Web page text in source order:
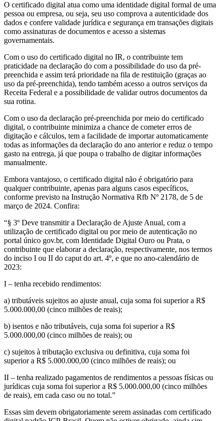
O certificado digital atua como uma identidade digital formal de uma
pessoa ou empresa, ou seja, seu uso comprova a autenticidade dos
dados e confere validade jurídica e segurança em transações digitais
como assinaturas de documentos e acesso a sistemas
governamentais.
Com o uso do certificado digital no IR, o contribuinte tem
praticidade na declaração do com a possibilidade do uso da pré-
preenchida e assim terá prioridade na fila de restituição (graças ao
uso da pré-preenchida), tendo também acesso a outros serviços da
Receita Federal e a possibilidade de validar outros documentos da
sua rotina.
Com o uso da declaração pré-preenchida por meio do certificado
digital, o contribuinte minimiza a chance de cometer erros de
digitação e cálculos, tem a facilidade de importar automaticamente
todas as informações da declaração do ano anterior e reduz o tempo
gasto na entrega, já que poupa o trabalho de digitar informações
manualmente.
Embora vantajoso, o certificado digital não é obrigatório para
qualquer contribuinte, apenas para alguns casos específicos,
conforme previsto na Instrução Normativa Rfb Nº 2178, de 5 de
março de 2024. Confira:
“§ 3º Deve transmitir a Declaração de Ajuste Anual, com a
utilização de certificado digital ou por meio de autenticação no
portal único gov.br, com Identidade Digital Ouro ou Prata, o
contribuinte que elaborar a declaração, respectivamente, nos termos
do inciso I ou II do caput do art. 4º, e que no ano-calendário de
2023:
I – tenha recebido rendimentos:
a) tributáveis sujeitos ao ajuste anual, cuja soma foi superior a R$
5.000.000,00 (cinco milhões de reais);
b) isentos e não tributáveis, cuja soma foi superior a R$
5.000.000,00 (cinco milhões de reais); ou
c) sujeitos à tributação exclusiva ou definitiva, cuja soma foi
superior a R$ 5.000.000,00 (cinco milhões de reais); ou
II – tenha realizado pagamentos de rendimentos a pessoas físicas ou
jurídicas cuja soma foi superior a R$ 5.000.000,00 (cinco milhões
de reais), em cada caso ou no total.”
Essas sim devem obrigatoriamente serem assinadas com certificado